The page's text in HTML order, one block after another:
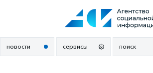
новости сервисы поиск